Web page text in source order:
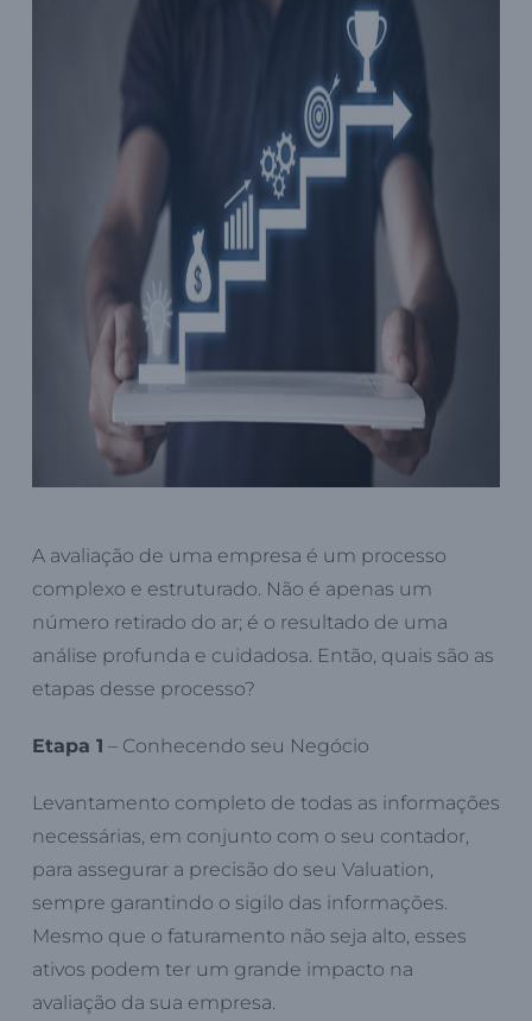
A avaliação de uma empresa é um processo
complexo e estruturado. Não é apenas um
número retirado do ar; é o resultado de uma
análise profunda e cuidadosa. Então, quais são as
etapas desse processo?
Etapa 1 – Conhecendo seu Negócio
Levantamento completo de todas as informações
necessárias, em conjunto com o seu contador,
para assegurar a precisão do seu Valuation,
sempre garantindo o sigilo das informações.
Mesmo que o faturamento não seja alto, esses
ativos podem ter um grande impacto na
avaliação da sua empresa.